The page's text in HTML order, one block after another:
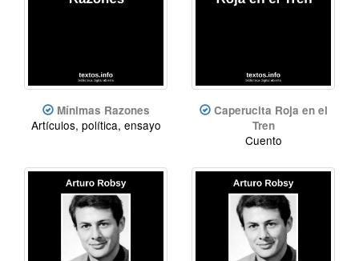
Mínimas Razones
Artículos, política, ensayo
Caperucita Roja en el
Tren
Cuento